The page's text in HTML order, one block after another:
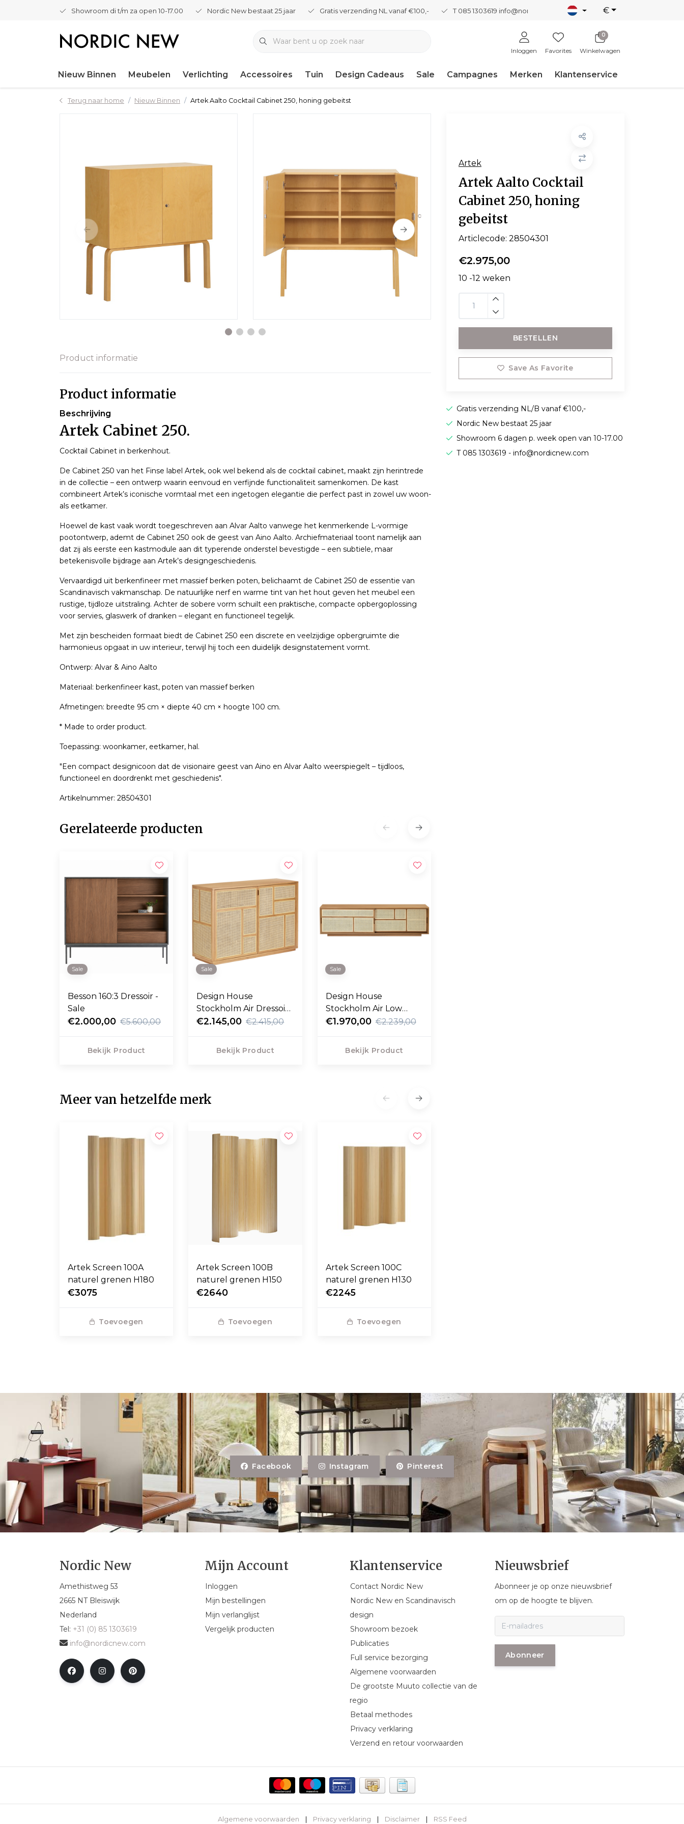
Showroom di t/m za open 10-17.00 Nordic New bestaat 25 jaar Gratis verzending NL vanaf €100,- T 085 1303619 info@nordicnew.nl €
Inloggen Favorites
0
Winkelwagen
Nieuw Binnen Meubelen Verlichting Accessoires Tuin Design Cadeaus Sale Campagnes Merken Klantenservice
Terug naar home Nieuw Binnen Artek Aalto Cocktail Cabinet 250, honing gebeitst
Artek
Artek Aalto Cocktail
Cabinet 250, honing
gebeitst
Articlecode: 28504301
€2.975,00
10 -12 weken
BESTELLEN
Save As Favorite
Gratis verzending NL/B vanaf €100,-
Nordic New bestaat 25 jaar
Showroom 6 dagen p. week open van 10-17.00
T 085 1303619 -info@nordicnew.com
Product informatie
Product informatie
Beschrijving
Artek Cabinet 250.
Cocktail Cabinet in berkenhout.
De Cabinet 250 van het Finse label Artek, ook wel bekend als de cocktail cabinet, maakt zijn herintrede
in de collectie – een ontwerp waarin eenvoud en verfijnde functionaliteit samenkomen. De kast
combineert Artek’s iconische vormtaal met een ingetogen elegantie die perfect past in zowel uw woon-
als eetkamer.
Hoewel de kast vaak wordt toegeschreven aan Alvar Aalto vanwege het kenmerkende L-vormige
pootontwerp, ademt de Cabinet 250 ook de geest van Aino Aalto. Archiefmateriaal toont namelijk aan
dat zij als eerste een kastmodule aan dit typerende onderstel bevestigde – een subtiele, maar
betekenisvolle bijdrage aan Artek’s designgeschiedenis.
Vervaardigd uit berkenfineer met massief berken poten, belichaamt de Cabinet 250 de essentie van
Scandinavisch vakmanschap. De natuurlijke nerf en warme tint van het hout geven het meubel een
rustige, tijdloze uitstraling. Achter de sobere vorm schuilt een praktische, compacte opbergoplossing
voor servies, glaswerk of dranken – elegant en functioneel tegelijk.
Met zijn bescheiden formaat biedt de Cabinet 250 een discrete en veelzijdige opbergruimte die
harmonieus opgaat in uw interieur, terwijl hij toch een duidelijk designstatement vormt.
Ontwerp: Alvar & Aino Aalto
Materiaal: berkenfineer kast, poten van massief berken
Afmetingen: breedte 95 cm × diepte 40 cm × hoogte 100 cm.
* Made to order product.
Toepassing: woonkamer, eetkamer, hal.
"Een compact designicoon dat de visionaire geest van Aino en Alvar Aalto weerspiegelt – tijdloos,
functioneel en doordrenkt met geschiedenis".
Artikelnummer: 28504301
Gerelateerde producten
Sale
Besson 160:3 Dressoir -
Sale
€2.000,00 €5.600,00
Bekijk Product
Sale
Design House
Stockholm Air Dressoir
eiken
€2.145,00 €2.415,00
Bekijk Product
Sale
Design House
Stockholm Air Low
Dressoir eiken
€1.970,00 €2.239,00
Bekijk Product
Meer van hetzelfde merk
Artek Screen 100A
naturel grenen H180
€3075
Toevoegen
Artek Screen 100B
naturel grenen H150
€2640
Toevoegen
Artek Screen 100C
naturel grenen H130
€2245
Toevoegen
Facebook Instagram Pinterest
Nordic New
Amethistweg 53
2665 NT Bleiswijk
Nederland
Tel: +31 (0) 85 1303619
info@nordicnew.com
Mijn Account
Inloggen
Mijn bestellingen
Mijn verlanglijst
Vergelijk producten
Klantenservice
Contact Nordic New
Nordic New en Scandinavisch
design
Showroom bezoek
Publicaties
Full service bezorging
Algemene voorwaarden
De grootste Muuto collectie van de
regio
Betaal methodes
Privacy verklaring
Verzend en retour voorwaarden
Nieuwsbrief
Abonneer je op onze nieuwsbrief
om op de hoogte te blijven.
Abonneer
Algemene voorwaarden Privacy verklaring Disclaimer RSS Feed